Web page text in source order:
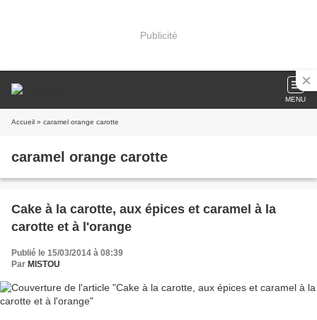
Publicité
MENU
Accueil » caramel orange carotte
caramel orange carotte
Cake à la carotte, aux épices et caramel à la
carotte et à l'orange
Publié le 15/03/2014 à 08:39
Par MISTOU